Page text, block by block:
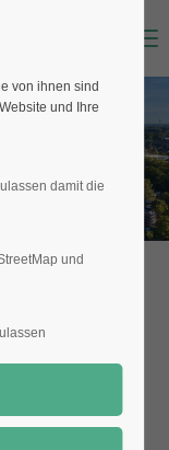
Selm
von ihnen sind
und Ihre
damit die
und